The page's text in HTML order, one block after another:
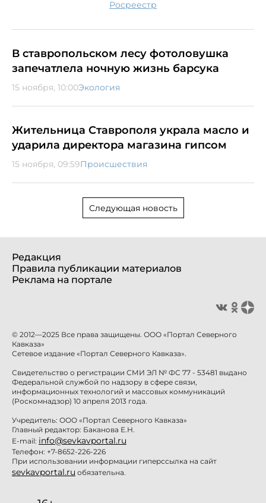
Росреестр
В ставропольском лесу фотоловушка
запечатлела ночную жизнь барсука
15 ноября, 10:00Экология
Жительница Ставрополя украла масло и
ударила директора магазина гипсом
15 ноября, 09:59Происшествия
Следующая новость
Редакция
Правила публикации материалов
Реклама на портале
© 2012—2025 Все права защищены. ООО «Портал Северного
Кавказа»
Сетевое издание «Портал Северного Кавказа».
Свидетельство о регистрации СМИ ЭЛ № ФС 77 - 53481 выдано
Федеральной службой по надзору в сфере связи,
информационных технологий и массовых коммуникаций
(Роскомнадзор) 10 апреля 2013 года.
Учредитель: ООО «Портал Северного Кавказа»
Главный редактор: Баканова Е.Н.
E-mail: info@sevkavportal.ru
Телефон: +7-8652-226-226
При использовании информации гиперссылка на сайт
sevkavportal.ru обязательна.